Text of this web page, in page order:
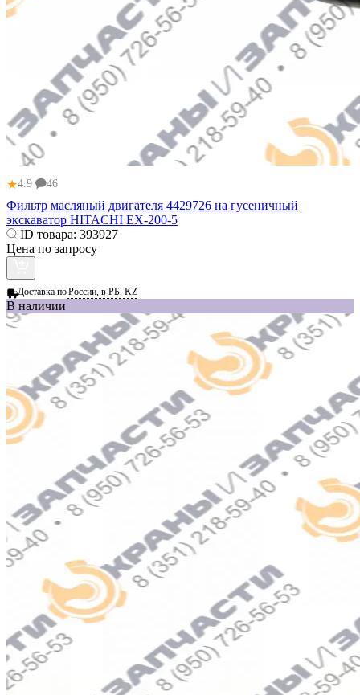
★4.9 46
Фильтр масляный двигателя 4429726 на гусеничный
экскаватор HITACHI EX-200-5
ID товара: 393927
Цена по запросу
Доставка поРоссии, в РБ, KZ
В наличии